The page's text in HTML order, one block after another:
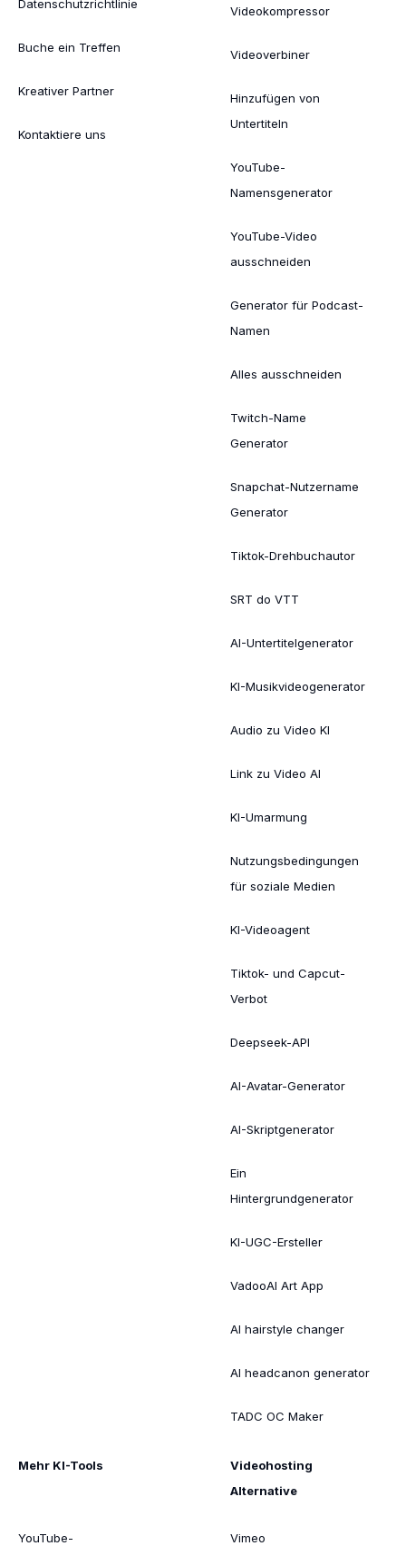
Datenschutzrichtlinie
Buche ein Treffen
Kreativer Partner
Kontaktiere uns
Videokompressor
Videoverbiner
Hinzufügen von
Untertiteln
YouTube-
Namensgenerator
YouTube-Video
ausschneiden
Generator für Podcast-
Namen
Alles ausschneiden
Twitch-Name
Generator
Snapchat-Nutzername
Generator
Tiktok-Drehbuchautor
SRT do VTT
AI-Untertitelgenerator
KI-Musikvideogenerator
Audio zu Video KI
Link zu Video AI
KI-Umarmung
Nutzungsbedingungen
für soziale Medien
KI-Videoagent
Tiktok- und Capcut-
Verbot
Deepseek-API
AI-Avatar-Generator
AI-Skriptgenerator
Ein
Hintergrundgenerator
KI-UGC-Ersteller
VadooAI Art App
AI hairstyle changer
AI headcanon generator
TADC OC Maker
Mehr KI-Tools
YouTube-
Videohosting
Alternative
Vimeo